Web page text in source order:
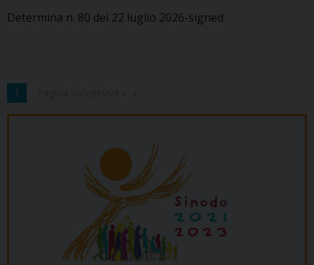
Determina n. 80 del 22 luglio 2026-signed
1